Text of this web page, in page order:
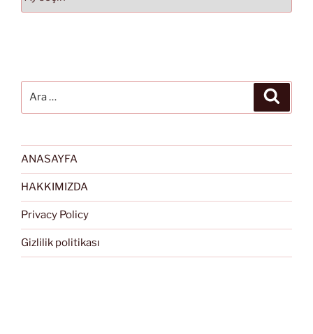
ANASAYFA
HAKKIMIZDA
Privacy Policy
Gizlilik politikası